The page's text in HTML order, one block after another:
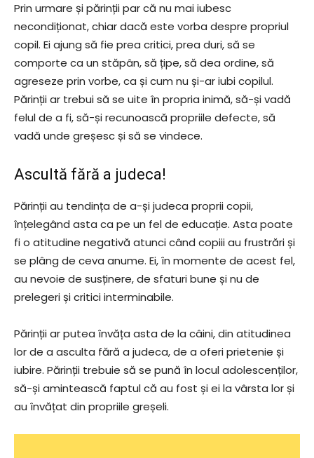
Prin urmare și părinții par că nu mai iubesc
necondiționat, chiar dacă este vorba despre propriul
copil. Ei ajung să fie prea critici, prea duri, să se
comporte ca un stăpân, să țipe, să dea ordine, să
agreseze prin vorbe, ca și cum nu și-ar iubi copilul.
Părinții ar trebui să se uite în propria inimă, să-și vadă
felul de a fi, să-și recunoască propriile defecte, să
vadă unde greșesc și să se vindece.
Ascultă fără a judeca!
Părinții au tendința de a-și judeca proprii copii,
înțelegând asta ca pe un fel de educație. Asta poate
fi o atitudine negativă atunci când copiii au frustrări și
se plâng de ceva anume. Ei, în momente de acest fel,
au nevoie de susținere, de sfaturi bune și nu de
prelegeri și critici interminabile.
Părinții ar putea învăța asta de la câini, din atitudinea
lor de a asculta fără a judeca, de a oferi prietenie și
iubire. Părinții trebuie să se pună în locul adolescenților,
să-și amintească faptul că au fost și ei la vârsta lor și
au învățat din propriile greșeli.